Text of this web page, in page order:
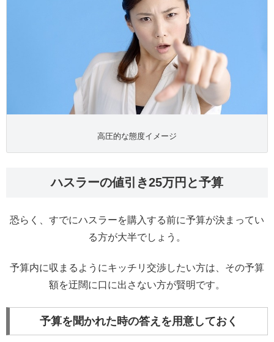
高圧的な態度イメージ
ハスラーの値引き25万円と予算
恐らく、すでにハスラーを購入する前に予算が決まってい
る方が大半でしょう。
予算内に収まるようにキッチリ交渉したい方は、その予算
額を迂闊に口に出さない方が賢明です。
予算を聞かれた時の答えを用意しておく